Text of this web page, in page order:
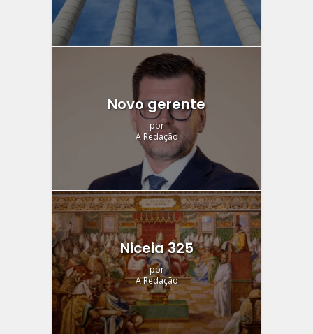
Novo gerente
por
A Redação
Niceia 325
por
A Redação